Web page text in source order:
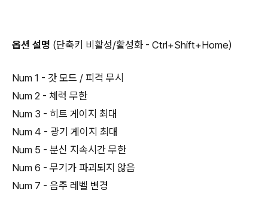
옵션 설명 (단축키 비활성/활성화 - Ctrl+Shift+Home)
Num 1 - 갓 모드 / 피격 무시
Num 2 - 체력 무한
Num 3 - 히트 게이지 최대
Num 4 - 광기 게이지 최대
Num 5 - 분신 지속시간 무한
Num 6 - 무기가 파괴되지 않음
Num 7 - 음주 레벨 변경